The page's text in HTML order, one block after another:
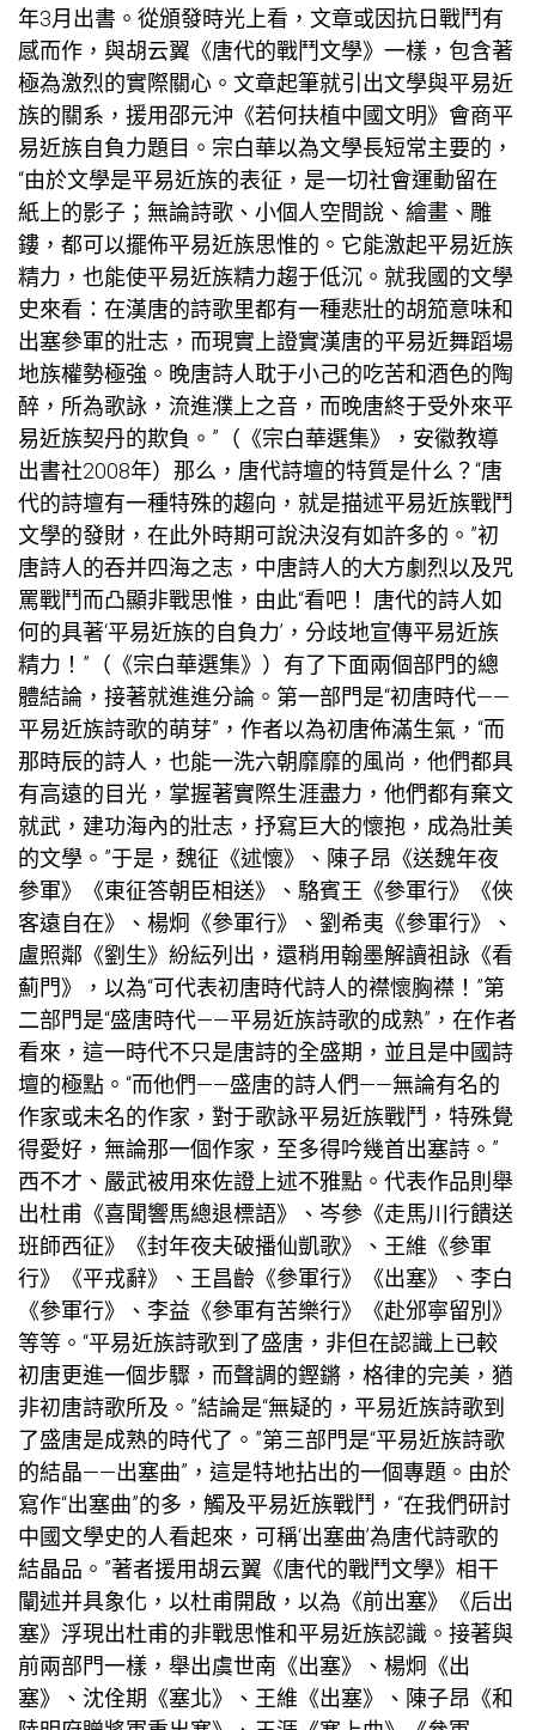
年3月出書。從頒發時光上看，文章或因抗日戰鬥有
感而作，與胡云翼《唐代的戰鬥文學》一樣，包含著
極為激烈的實際關心。文章起筆就引出文學與平易近
族的關系，援用邵元沖《若何扶植中國文明》會商平
易近族自負力題目。宗白華以為文學長短常主要的，
“由於文學是平易近族的表征，是一切社會運動留在
紙上的影子；無論詩歌、小個人空間說、繪畫、雕
鏤，都可以擺佈平易近族思惟的。它能激起平易近族
精力，也能使平易近族精力趨于低沉。就我國的文學
史來看：在漢唐的詩歌里都有一種悲壯的胡笳意味和
出塞參軍的壯志，而現實上證實漢唐的平易近舞蹈場
地族權勢極強。晚唐詩人耽于小己的吃苦和酒色的陶
醉，所為歌詠，流進濮上之音，而晚唐終于受外來平
易近族契丹的欺負。”（《宗白華選集》，安徽教導
出書社2008年）那么，唐代詩壇的特質是什么？“唐
代的詩壇有一種特殊的趨向，就是描述平易近族戰鬥
文學的發財，在此外時期可說決沒有如許多的。”初
唐詩人的吞并四海之志，中唐詩人的大方劇烈以及咒
罵戰鬥而凸顯非戰思惟，由此“看吧！ 唐代的詩人如
何的具著‘平易近族的自負力’，分歧地宣傳平易近族
精力！”（《宗白華選集》）有了下面兩個部門的總
體結論，接著就進進分論。第一部門是“初唐時代——
平易近族詩歌的萌芽”，作者以為初唐佈滿生氣，“而
那時辰的詩人，也能一洗六朝靡靡的風尚，他們都具
有高遠的目光，掌握著實際生涯盡力，他們都有棄文
就武，建功海內的壯志，抒寫巨大的懷抱，成為壯美
的文學。”于是，魏征《述懷》、陳子昂《送魏年夜
參軍》《東征答朝臣相送》、駱賓王《參軍行》《俠
客遠自在》、楊炯《參軍行》、劉希夷《參軍行》、
盧照鄰《劉生》紛紜列出，還稍用翰墨解讀祖詠《看
薊門》，以為“可代表初唐時代詩人的襟懷胸襟！”第
二部門是“盛唐時代——平易近族詩歌的成熟”，在作者
看來，這一時代不只是唐詩的全盛期，並且是中國詩
壇的極點。“而他們——盛唐的詩人們——無論有名的
作家或未名的作家，對于歌詠平易近族戰鬥，特殊覺
得愛好，無論那一個作家，至多得吟幾首出塞詩。”
西不才、嚴武被用來佐證上述不雅點。代表作品則舉
出杜甫《喜聞響馬總退標語》、岑參《走馬川行饋送
班師西征》《封年夜夫破播仙凱歌》、王維《參軍
行》《平戎辭》、王昌齡《參軍行》《出塞》、李白
《參軍行》、李益《參軍有苦樂行》《赴邠寧留別》
等等。“平易近族詩歌到了盛唐，非但在認識上已較
初唐更進一個步驟，而聲調的鏗鏘，格律的完美，猶
非初唐詩歌所及。”結論是“無疑的，平易近族詩歌到
了盛唐是成熟的時代了。”第三部門是“平易近族詩歌
的結晶——出塞曲”，這是特地拈出的一個專題。由於
寫作“出塞曲”的多，觸及平易近族戰鬥，“在我們研討
中國文學史的人看起來，可稱‘出塞曲’為唐代詩歌的
結晶品。”著者援用胡云翼《唐代的戰鬥文學》相干
闡述并具象化，以杜甫開啟，以為《前出塞》《后出
塞》浮現出杜甫的非戰思惟和平易近族認識。接著與
前兩部門一樣，舉出虞世南《出塞》、楊炯《出
塞》、沈佺期《塞北》、王維《出塞》、陳子昂《和